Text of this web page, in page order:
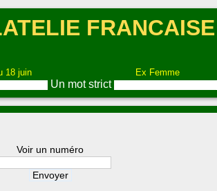
FRANCAISE
18 juin Ex Femme
Un mot strict
Voir un numéro